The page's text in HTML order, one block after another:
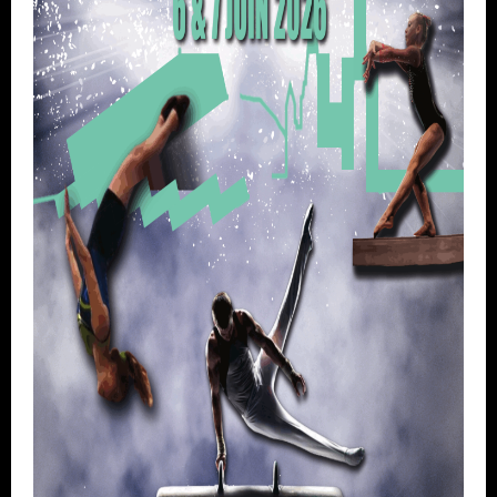
Assemblée Générale
Inscriptions saison 2025-2026
vidéo
Archives
juin 2026 (2)
avril 2026 (1)
septembre 2025 (1)
août 2025 (1)
année 2025 (3)
année 2024 (4)
année 2023 (3)
année 2022 (6)
Fil des articles
Fil des commentaires